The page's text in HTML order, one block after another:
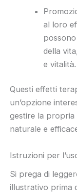
al loro
della
e vitalità.
Questi effetti
un’opzione
gestire la propria
naturale e
Istruzioni per
Si prega di
illustrativo prima